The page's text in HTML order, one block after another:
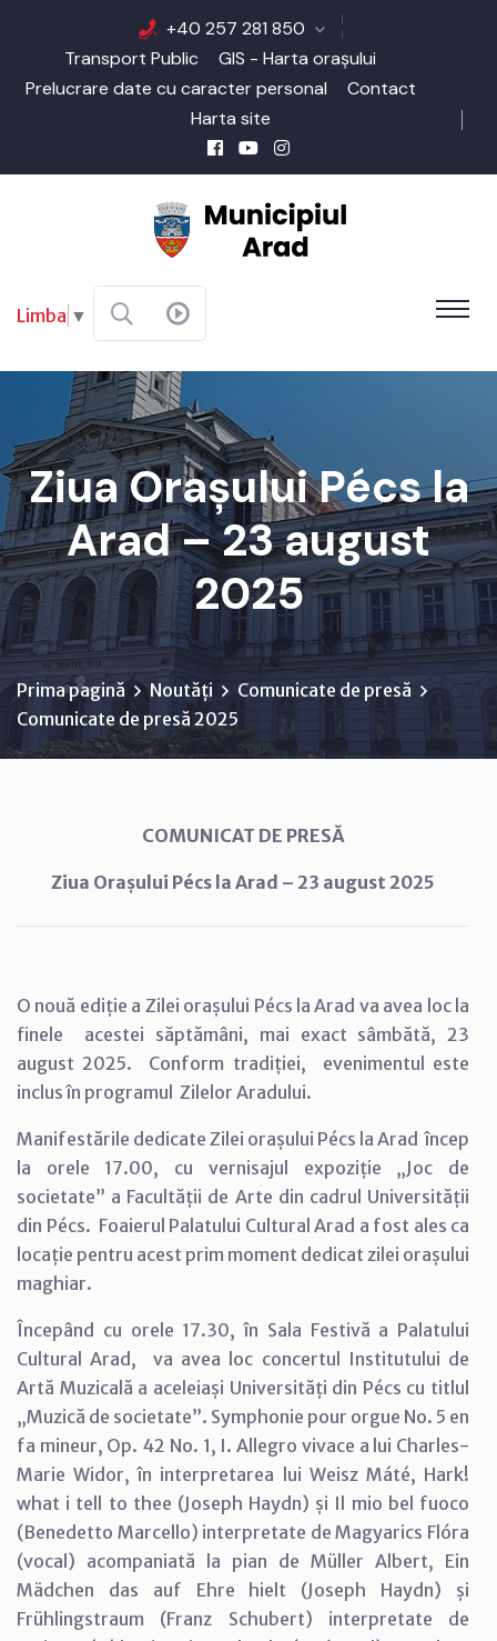
+40 257 281 850
Transport Public
GIS - Harta orașului
Prelucrare date cu caracter personal
Contact
Harta site
Limba ▼
Ziua Orașului Pécs la
Arad – 23 august
2025
Prima pagină Noutăți
Comunicate de presă
Comunicate de presă 2025
COMUNICAT DE PRESĂ
Ziua Orașului Pécs la Arad – 23 august 2025
O nouă ediție a Zilei orașului Pécs la Arad va avea loc la
finele acestei săptămâni, mai exact sâmbătă, 23
august 2025. Conform tradiției, evenimentul este
inclus în programul Zilelor Aradului.
Manifestările dedicate Zilei orașului Pécs la Arad încep
la orele 17.00, cu vernisajul expoziție „Joc de
societate” a Facultății de Arte din cadrul Universității
din Pécs. Foaierul Palatului Cultural Arad a fost ales ca
locație pentru acest prim moment dedicat zilei orașului
maghiar.
Începând cu orele 17.30, în Sala Festivă a Palatului
Cultural Arad, va avea loc concertul Institutului de
Artă Muzicală a aceleiași Universități din Pécs cu titlul
„Muzică de societate”. Symphonie pour orgue No. 5 en
fa mineur, Op. 42 No. 1, I. Allegro vivace a lui Charles-
Marie Widor, în interpretarea lui Weisz Máté, Hark!
what i tell to thee (Joseph Haydn) și Il mio bel fuoco
(Benedetto Marcello) interpretate de Magyarics Flóra
(vocal) acompaniată la pian de Müller Albert, Ein
Mädchen das auf Ehre hielt (Joseph Haydn) și
Frühlingstraum (Franz Schubert) interpretate de